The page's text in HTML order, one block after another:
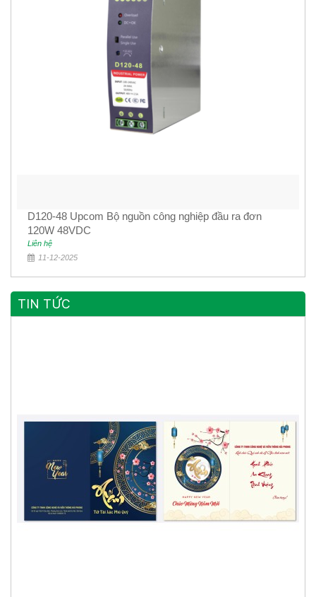
D120-48 Upcom Bộ nguồn công nghiệp đầu ra đơn
120W 48VDC
Liên hệ
11-12-2025
TIN TỨC